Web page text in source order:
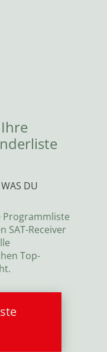
DU
Programmliste
SAT-Receiver
Top-